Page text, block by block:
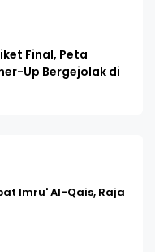
Final, Peta
Up Bergejolak di
Imru' Al-Qais, Raja